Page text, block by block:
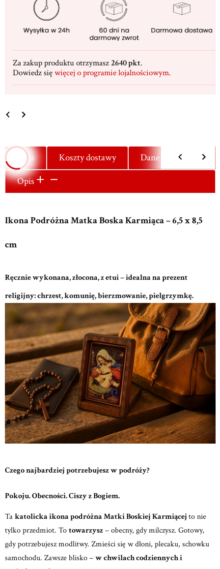
Za zakup produktu otrzymasz 2640 pkt.
Dowiedz sięwięcej o programie lojalnościowym.
Opis Koszty dostawy
Dane techniczne
Opis
Ikona Podróżna Matka Boska Karmiąca – 6,5 x 8,5
cm
Ręcznie wykonana, złocona, z etui – idealna na prezent
religijny: chrzest, komunię, bierzmowanie, pielgrzymkę.
Czego najbardziej potrzebujesz w podróży?
Pokoju. Obecności. Ciszy z Bogiem.
Ta katolicka ikona podróżna Matki Boskiej Karmiącejto nie
tylko przedmiot. To towarzysz – obecny, gdy milczysz. Gotowy,
gdy potrzebujesz modlitwy. Zmieści się w dłoni, plecaku, schowku
samochodu. Zawsze blisko – w chwilach codziennych i